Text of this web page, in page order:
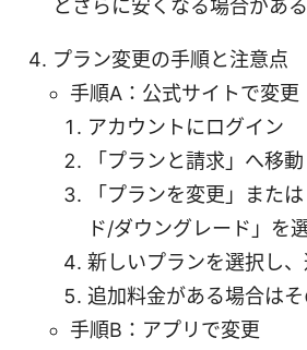
とさらに安くなる場合がある
プラン変更の手順と注意点
手順A：公式サイトで変更
アカウントにログイン
「プランと請求」へ移動
「プランを変更」また
ド/ダウングレード」を
新しいプランを選択し
追加料金がある場合は
手順B：アプリで変更